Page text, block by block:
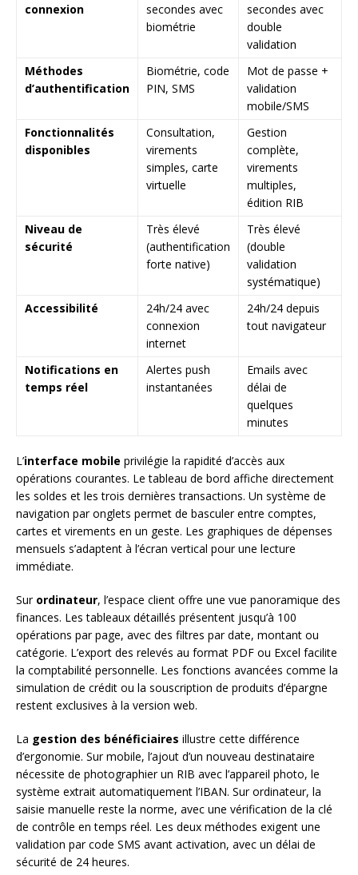
connexion
secondes avec
biométrie
secondes avec
double
validation
Méthodes
d’authentification
Biométrie, code
PIN, SMS
Mot de passe +
validation
mobile/SMS
Fonctionnalités
disponibles
Consultation,
virements
simples, carte
virtuelle
Gestion
complète,
virements
multiples,
édition RIB
Niveau de
sécurité
Très élevé
(authentification
forte native)
Très élevé
(double
validation
systématique)
Accessibilité
24h/24 avec
connexion
internet
24h/24 depuis
tout navigateur
Notifications en
temps réel
Alertes push
instantanées
Emails avec
délai de
quelques
minutes
L’interface mobile privilégie la rapidité d’accès aux
opérations courantes. Le tableau de bord affiche directement
les soldes et les trois dernières transactions. Un système de
navigation par onglets permet de basculer entre comptes,
cartes et virements en un geste. Les graphiques de dépenses
mensuels s’adaptent à l’écran vertical pour une lecture
immédiate.
Sur ordinateur, l’espace client offre une vue panoramique des
finances. Les tableaux détaillés présentent jusqu’à 100
opérations par page, avec des filtres par date, montant ou
catégorie. L’export des relevés au format PDF ou Excel facilite
la comptabilité personnelle. Les fonctions avancées comme la
simulation de crédit ou la souscription de produits d’épargne
restent exclusives à la version web.
La gestion des bénéficiaires illustre cette différence
d’ergonomie. Sur mobile, l’ajout d’un nouveau destinataire
nécessite de photographier un RIB avec l’appareil photo, le
système extrait automatiquement l’IBAN. Sur ordinateur, la
saisie manuelle reste la norme, avec une vérification de la clé
de contrôle en temps réel. Les deux méthodes exigent une
validation par code SMS avant activation, avec un délai de
sécurité de 24 heures.